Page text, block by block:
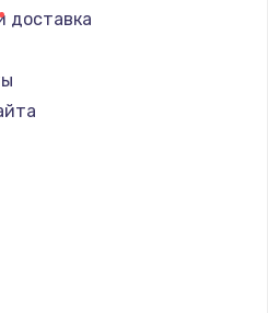
доставка